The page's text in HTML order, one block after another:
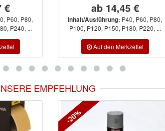
€
P60, P80,
P240, ...
ab 14,45 €
Inhalt/Ausführung: P40, P60, P80,
P100, P120, P150, P180, P220, ...
EMPFEHLUNG